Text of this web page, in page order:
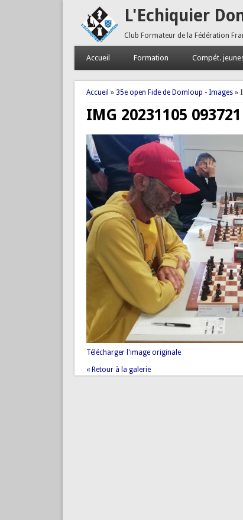
L'Echiquier
Club Formateur de la Fédération
Accueil Formation Compét.
Vous êtes ici
Accueil » 35e open Fide de Domloup - Images»
IMG 20231105 093721
Télécharger l'image originale
« Retour à la galerie